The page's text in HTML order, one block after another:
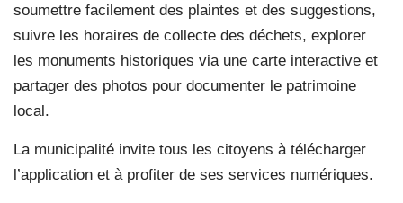
soumettre facilement des plaintes et des suggestions,
suivre les horaires de collecte des déchets, explorer
les monuments historiques via une carte interactive et
partager des photos pour documenter le patrimoine
local.
La municipalité invite tous les citoyens à télécharger
l’application et à profiter de ses services numériques.